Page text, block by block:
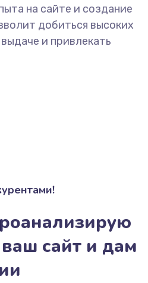
на сайте и создание
добиться высоких
и привлекать
сайт и дам